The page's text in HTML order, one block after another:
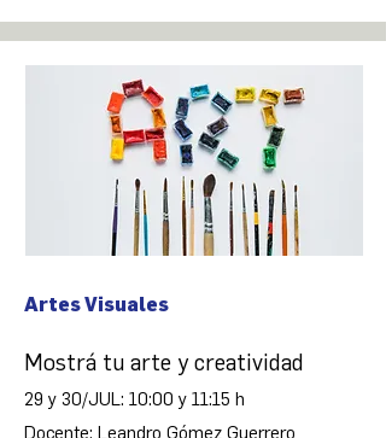
Artes Visuales
Mostrá tu arte y creatividad
29 y 30/JUL: 10:00 y 11:15 h
Docente: Leandro Gómez Guerrero